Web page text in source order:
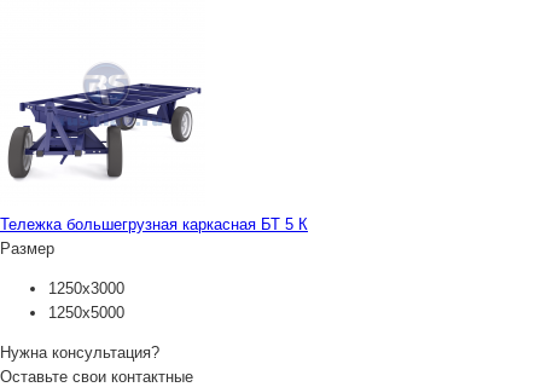
Тележка большегрузная каркасная БТ 5 К
Размер
1250х3000
1250х5000
Нужна консультация?
Оставьте свои контактные